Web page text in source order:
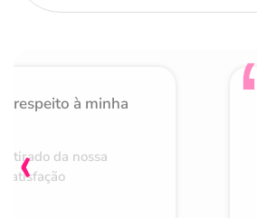
respeito à minha
da nossa
‹